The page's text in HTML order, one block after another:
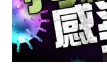
输
入
确
诊〉
中